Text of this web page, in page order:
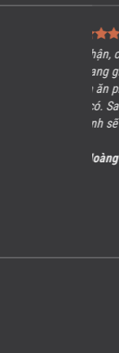
đảm bảo. Tôi
không để mất